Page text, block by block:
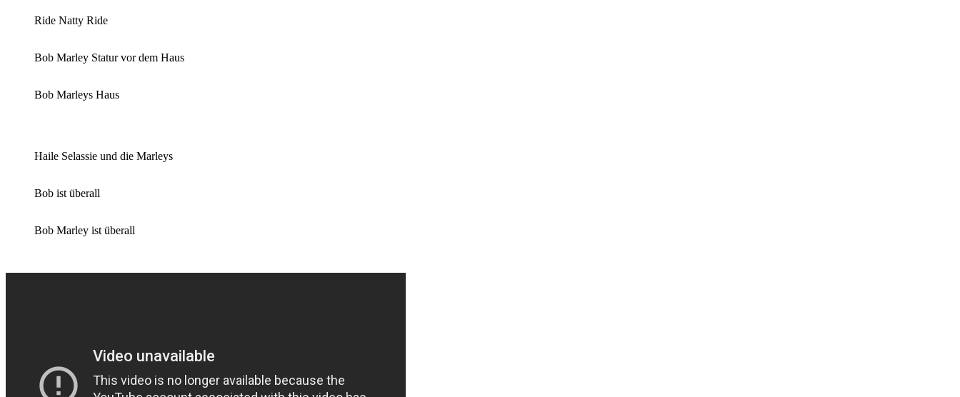
Ride Natty Ride
Bob Marley Statur vor dem Haus
Bob Marleys Haus
Haile Selassie und die Marleys
Bob ist überall
Bob Marley ist überall